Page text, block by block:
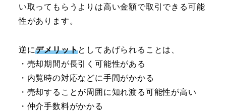
い取ってもらうよりは高い金額で取引できる可能
性があります。
逆にデメリットとしてあげられることは、
・売却期間が長引く可能性がある
・内覧時の対応などに手間がかかる
・売却することが周囲に知れ渡る可能性が高い
・仲介手数料がかかる